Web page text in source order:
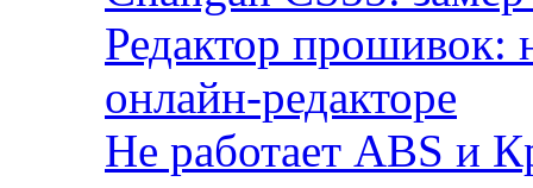
Редактор прошивок:
онлайн-редакторе
Не работает ABS и